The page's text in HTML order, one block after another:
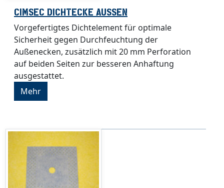
CIMSEC DICHTECKE AUSSEN
Vorgefertigtes Dichtelement für optimale
Sicherheit gegen Durchfeuchtung der
Außenecken, zusätzlich mit 20 mm Perforation
auf beiden Seiten zur besseren Anhaftung
ausgestattet.
Mehr